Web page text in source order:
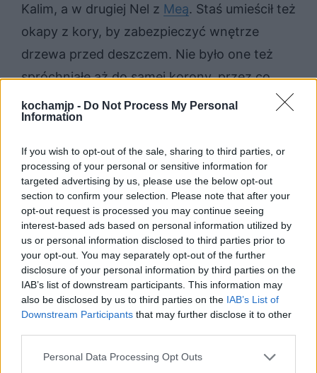
kochamjp - Do Not Process My Personal
Information
If you wish to opt-out of the sale, sharing to third parties, or
processing of your personal or sensitive information for
targeted advertising by us, please use the below opt-out
section to confirm your selection. Please note that after your
opt-out request is processed you may continue seeing
interest-based ads based on personal information utilized by
us or personal information disclosed to third parties prior to
your opt-out. You may separately opt-out of the further
disclosure of your personal information by third parties on the
IAB’s list of downstream participants. This information may
also be disclosed by us to third parties on the IAB’s List of
Downstream Participants that may further disclose it to other
Personal Data Processing Opt Outs
Kalim, a w drugiej Nel z Meą. Staś umieścił też
okapy z kory, by zabezpieczyć wnętrze
drzewa przed deszczem. Nie było one też
spróchniałe aż do samej korony, przez co
wewnątrz było sucho. Podłogę wyłożono w
nim piaskiem oraz mchem.
Staś nazwał nową kryjówkę Krakowem,
ponieważ był prawdziwym patriotą.
Zawdzięczał to starannemu wychowaniu
przez swojego ojca, który chciał, by jego syn
znał, szanował i kochał swoją ojczyznę,
nawet jeśli w niej nie mieszkał. Baobab stał
się zatem dla niego też symbolem
rodzinnego kraju, który utracił, tak samo jak